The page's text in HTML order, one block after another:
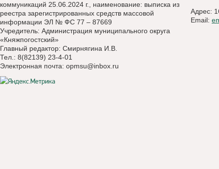
коммуникаций 25.06.2024 г., наименование: выписка из
реестра зарегистрированных средств массовой
информации ЭЛ № ФС 77 – 87669
Учредитель: Администрация муниципального округа
«Княжпогостский»
Главный редактор: Смирнягина И.В.
Тел.: 8(82139) 23-4-01
Электронная почта: opmsu@inbox.ru
Адрес:
Email: